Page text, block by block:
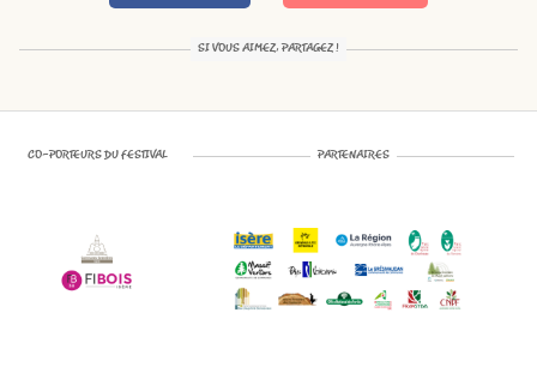
SI VOUS AIMEZ, PARTAGEZ !
CO-PORTEURS DU FESTIVAL PARTENAIRES